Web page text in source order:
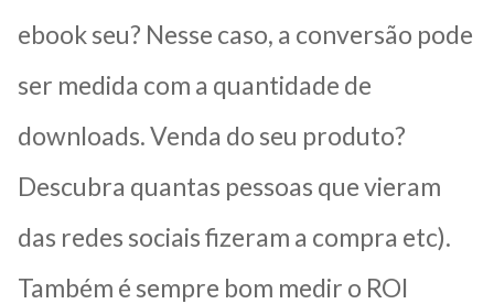
ebook seu? Nesse caso, a conversão pode
ser medida com a quantidade de
downloads. Venda do seu produto?
Descubra quantas pessoas que vieram
das redes sociais fizeram a compra etc).
Também é sempre bom medir o ROI